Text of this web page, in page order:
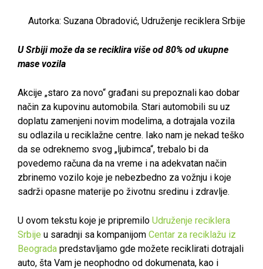
Autorka: Suzana Obradović, Udruženje reciklera Srbije
U Srbiji može da se reciklira više od 80% od ukupne
mase vozila
Akcije „staro za novo“ građani su prepoznali kao dobar
način za kupovinu automobila. Stari automobili su uz
doplatu zamenjeni novim modelima, a dotrajala vozila
su odlazila u reciklažne centre. Iako nam je nekad teško
da se odreknemo svog „ljubimca“, trebalo bi da
povedemo računa da na vreme i na adekvatan način
zbrinemo vozilo koje je nebezbedno za vožnju i koje
sadrži opasne materije po životnu sredinu i zdravlje.
U ovom tekstu koje je pripremilo Udruženje reciklera
Srbije u saradnji sa kompanijom Centar za reciklažu iz
Beograda predstavljamo gde možete reciklirati dotrajali
auto, šta Vam je neophodno od dokumenata, kao i